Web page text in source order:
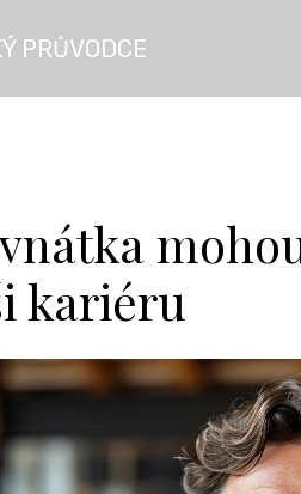
PRŮVODCE
kariéru